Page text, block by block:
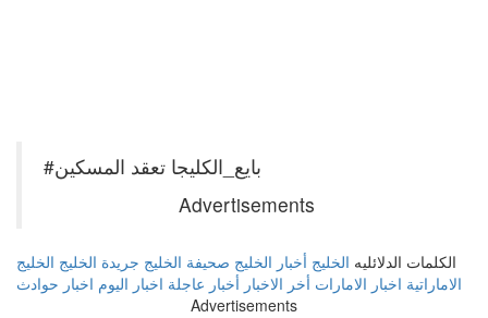
#بايع_الكليجا تعقد المسكين
Advertisements
الكلمات الدلائليه الخليج أخبار الخليج صحيفة الخليج جريدة الخليج الخليج
الاماراتية اخبار الامارات أخر الاخبار أخبار عاجلة اخبار اليوم اخبار حوادث
Advertisements